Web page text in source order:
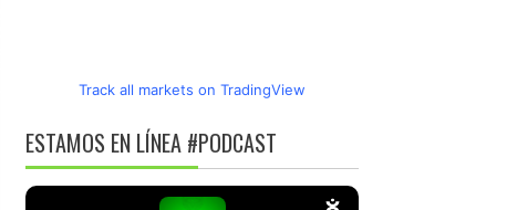
Track all markets on TradingView
ESTAMOS EN LÍNEA #PODCAST